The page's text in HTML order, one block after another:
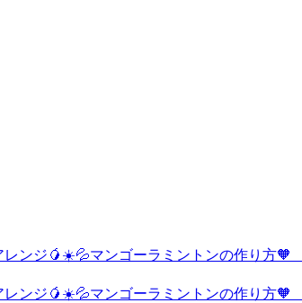
レンジ🥭☀️💦マンゴーラミントンの作り方
レンジ🥭☀️💦マンゴーラミントンの作り方